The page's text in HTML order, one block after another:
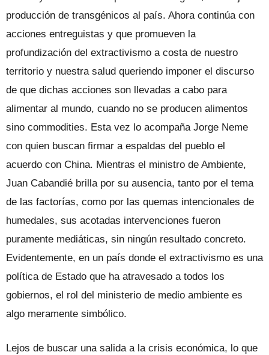
producción de transgénicos al país. Ahora continúa con
acciones entreguistas y que promueven la
profundización del extractivismo a costa de nuestro
territorio y nuestra salud queriendo imponer el discurso
de que dichas acciones son llevadas a cabo para
alimentar al mundo, cuando no se producen alimentos
sino commodities. Esta vez lo acompaña Jorge Neme
con quien buscan firmar a espaldas del pueblo el
acuerdo con China. Mientras el ministro de Ambiente,
Juan Cabandié brilla por su ausencia, tanto por el tema
de las factorías, como por las quemas intencionales de
humedales, sus acotadas intervenciones fueron
puramente mediáticas, sin ningún resultado concreto.
Evidentemente, en un país donde el extractivismo es una
política de Estado que ha atravesado a todos los
gobiernos, el rol del ministerio de medio ambiente es
algo meramente simbólico.
Lejos de buscar una salida a la crisis económica, lo que